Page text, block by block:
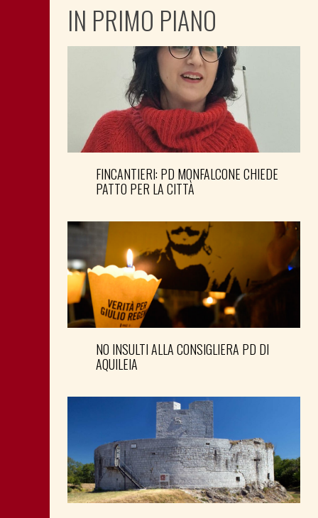
IN PRIMO PIANO
FINCANTIERI: PD MONFALCONE CHIEDE
PATTO PER LA CITTÀ
NO INSULTI ALLA CONSIGLIERA PD DI
AQUILEIA